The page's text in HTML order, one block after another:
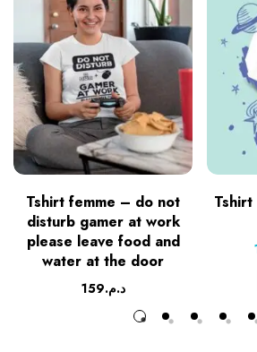
Tshirt femme – do not
disturb gamer at work
please leave food and
water at the door
د.م.159